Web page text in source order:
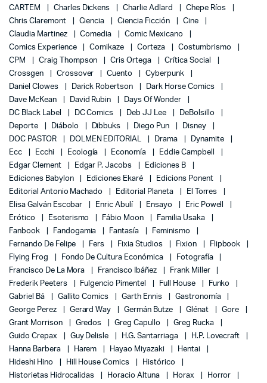
CARTEM
Charles Dickens Charlie Adlard
Chepe Ríos
Chris Claremont
Ciencia Ciencia Ficción
Cine
Claudia Martinez
Comedia
Comic Mexicano
Comics Experience
Comikaze Corteza
Costumbrismo
CPM
Craig Thompson Cris Ortega
Crítica Social
Crossgen
Crossover Cuento
Cyberpunk
Daniel Clowes
Darick Robertson
Dark Horse Comics
Dave McKean
David Rubin
Days Of Wonder
DC Black Label
DC Comics Deb JJ Lee
DeBolsillo
Deporte
Diábolo Dibbuks Diego Pun
Disney
DOC PASTOR
DOLMEN EDITORIAL Drama
Dynamite
Ecc
Ecchi Ecología Economía
Eddie Campbell
Edgar Clement
Edgar P. Jacobs
Ediciones B
Ediciones Babylon
Ediciones Ekaré
Edicions Ponent
Editorial Antonio Machado
Editorial Planeta
El Torres
Elisa Galván Escobar
Enric Abulí Ensayo
Eric Powell
Erótico
Esoterismo Fábio Moon
Familia Usaka
Fanbook
Fandogamia Fantasía
Feminismo
Fernando De Felipe
Fers Fixia Studios Fixion
Flipbook
Flying Frog
Fondo De Cultura Económica
Fotografía
Francisco De La Mora
Francisco Ibáñez
Frank Miller
Frederik Peeters
Fulgencio Pimentel Full House
Funko
Gabriel Bá
Gallito Comics Garth Ennis
Gastronomía
George Perez
Gerard Way Germán Butze Glénat
Gore
Grant Morrison
Gredos Greg Capullo
Greg Rucka
Guido Crepax
Guy Delisle H.G. Santarriaga
H.P. Lovecraft
Hanna Barbera
Harem Hayao Miyazaki
Hentai
Hideshi Hino
Hill House Comics
Histórico
Historietas Hidrocalidas
Horacio Altuna Horax
Horror